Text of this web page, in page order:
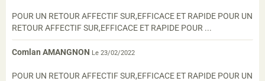
POUR UN RETOUR AFFECTIF SUR,EFFICACE ET RAPIDE POUR UN
RETOUR AFFECTIF SUR,EFFICACE ET RAPIDE POUR ...
Comlan AMANGNON Le 23/02/2022
POUR UN RETOUR AFFECTIF SUR,EFFICACE ET RAPIDE POUR UN